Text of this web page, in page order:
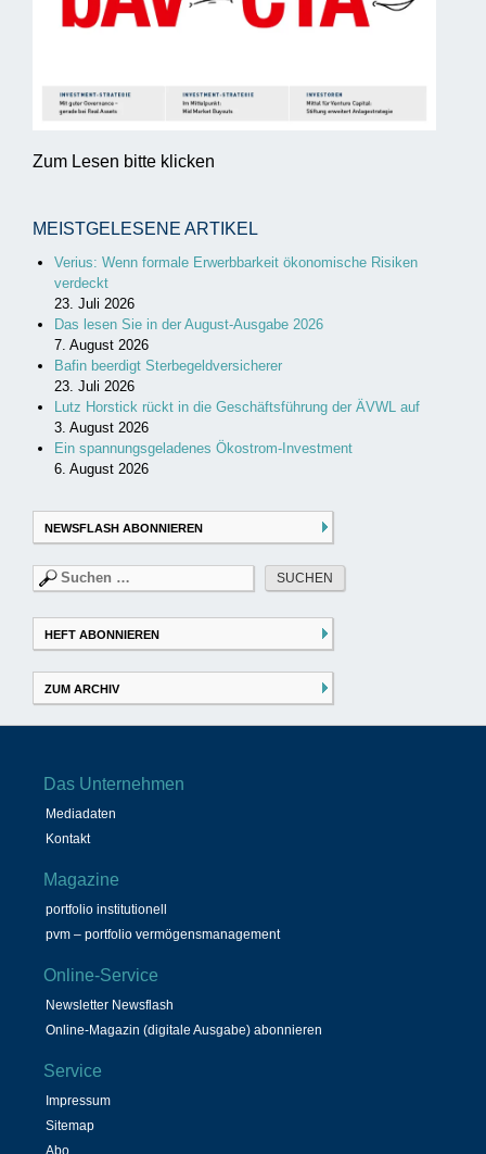
Zum Lesen bitte klicken
MEISTGELESENE ARTIKEL
Verius: Wenn formale Erwerbbarkeit ökonomische Risiken
verdeckt
23. Juli 2026
Das lesen Sie in der August-Ausgabe 2026
7. August 2026
Bafin beerdigt Sterbegeldversicherer
23. Juli 2026
Lutz Horstick rückt in die Geschäftsführung der ÄVWL auf
3. August 2026
Ein spannungsgeladenes Ökostrom-Investment
6. August 2026
NEWSFLASH ABONNIEREN
Suchen
nach:
HEFT ABONNIEREN
ZUM ARCHIV
Das Unternehmen
Mediadaten
Kontakt
Magazine
portfolio institutionell
pvm – portfolio vermögensmanagement
Online-Service
Newsletter Newsflash
Online-Magazin (digitale Ausgabe) abonnieren
Service
Impressum
Sitemap
Abo